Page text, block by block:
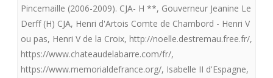
Pincemaille (2006-2009). CJA- H **, Gouverneur Jeanine Le
Derff (H) CJA, Henri d'Artois Comte de Chambord - Henri V
ou pas, Henri V de la Croix, http://noelle.destremau.free.fr/,
https://www.chateaudelabarre.com/fr/,
https://www.memorialdefrance.org/, Isabelle II d'Espagne,